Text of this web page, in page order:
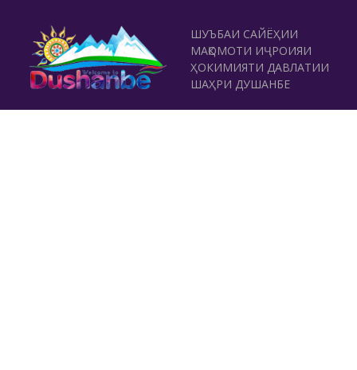
ШУЪБАИ САЙЁҲИИ
МАҚОМОТИ ИҶРОИЯИ
ҲОКИМИЯТИ ДАВЛАТИИ
ШАҲРИ ДУШАНБЕ